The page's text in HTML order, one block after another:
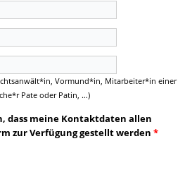
Vormund*in, Mitarbeiter*in einer
Pate oder Patin, …)
dass meine Kontaktdaten allen
zur Verfügung gestellt werden*